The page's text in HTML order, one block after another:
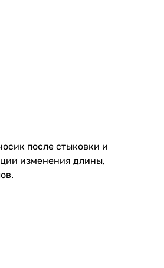
после стыковки и
изменения длины,